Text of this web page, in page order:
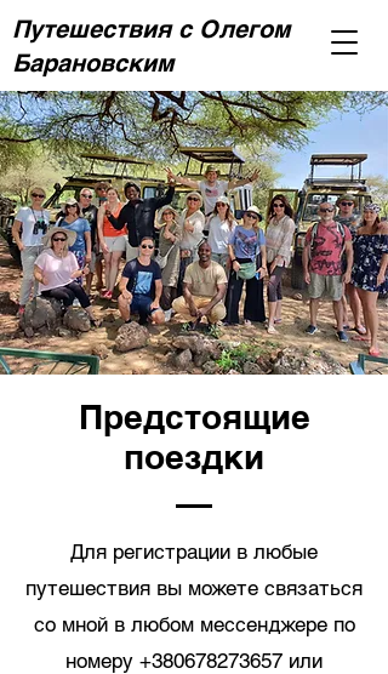
Путешествия с Олегом
Барановским
Предстоящие
поездки
Для регистрации в любые
путешествия вы можете связаться
со мной в любом мессенджере по
номеру +380678273657 или